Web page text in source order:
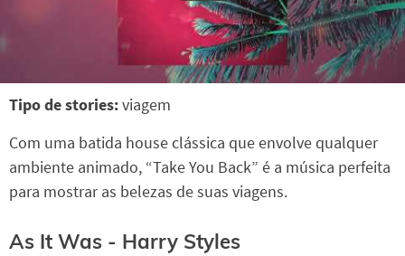
Tipo de stories:viagem
Com uma batida house clássica que envolve qualquer
ambiente animado, “Take You Back” é a música perfeita
para mostrar as belezas de suas viagens.
As It Was - Harry Styles